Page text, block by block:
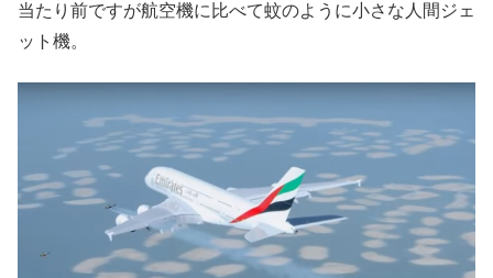
当たり前ですが航空機に比べて蚊のように小さな人間ジェ
ット機。